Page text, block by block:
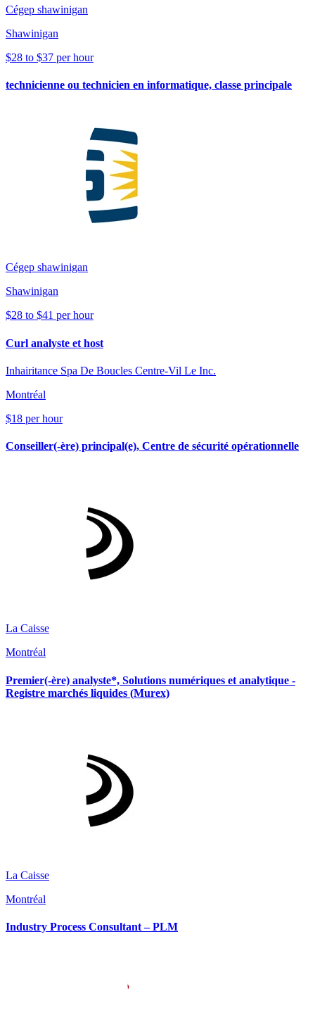
Cégep shawinigan
Shawinigan
$28 to $37 per hour
technicienne ou technicien en informatique, classe principale
Cégep shawinigan
Shawinigan
$28 to $41 per hour
Curl analyste et host
Inhairitance Spa De Boucles Centre-Vil Le Inc.
Montréal
$18 per hour
Conseiller(-ère) principal(e), Centre de sécurité opérationnelle
La Caisse
Montréal
Premier(-ère) analyste*, Solutions numériques et analytique -
Registre marchés liquides (Murex)
La Caisse
Montréal
Industry Process Consultant – PLM